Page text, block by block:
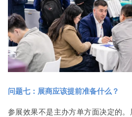
问题七：展商应该提前准备什么？
参展效果不是主办方单方面决定的